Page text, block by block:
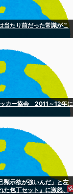
当たり前だった常識がこ
ッカー協会 2011～12年に
顕示欲が強いんだ」と左
た包丁セット』に激怒、